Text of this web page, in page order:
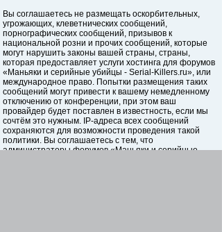
Вы соглашаетесь не размещать оскорбительных,
угрожающих, клеветнических сообщений,
порнографических сообщений, призывов к
национальной розни и прочих сообщений, которые
могут нарушить законы вашей страны, страны,
которая предоставляет услуги хостинга для форумов
«Маньяки и серийные убийцы - Serial-Killers.ru», или
международное право. Попытки размещения таких
сообщений могут привести к вашему немедленному
отключению от конференции, при этом ваш
провайдер будет поставлен в известность, если мы
сочтём это нужным. IP-адреса всех сообщений
сохраняются для возможности проведения такой
политики. Вы соглашаетесь с тем, что
администраторы форумов «Маньяки и серийные